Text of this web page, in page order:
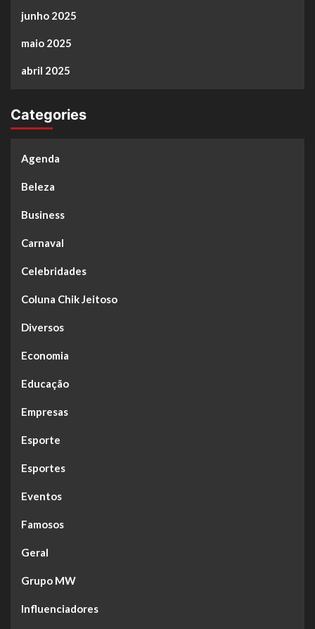
junho 2025
maio 2025
abril 2025
Categories
Agenda
Beleza
Business
Carnaval
Celebridades
Coluna Chik Jeitoso
Diversos
Economia
Educação
Empresas
Esporte
Esportes
Eventos
Famosos
Geral
Grupo MW
Influenciadores